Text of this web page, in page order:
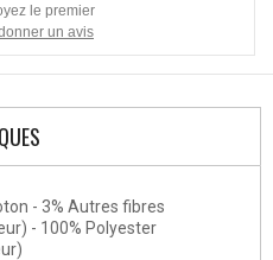
le premier
un avis
- 3% Autres fibres
- 100% Polyester